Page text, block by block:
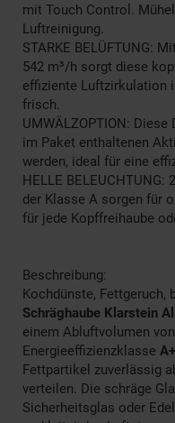
mit Touch Control.
Luftreinigung.
STARKE BELÜFTUNG:
542 m³/h sorgt diese
effiziente Luftzirkulation
frisch.
UMWÄLZOPTION:
im Paket enthaltenen
werden, ideal für eine
HELLE BELEUCHTUNG:
der Klasse A sorgen für
für jede Kopffreihaube
Beschreibung:
Kochdünste, Fettgeruch,
Schräghaube Klarstein
einem Abluftvolumen von
Energieeffizienzklasse
Fettpartikel zuverlässig
verteilen. Die schräge
Sicherheitsglas oder